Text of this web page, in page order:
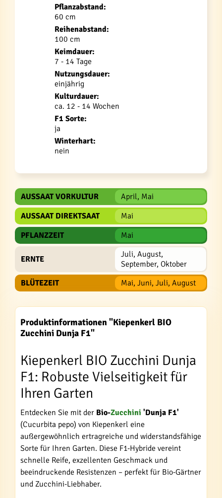
Pflanzabstand:
60 cm
Reihenabstand:
100 cm
Keimdauer:
7 - 14 Tage
Nutzungsdauer:
einjährig
Kulturdauer:
ca. 12 - 14 Wochen
F1 Sorte:
ja
Winterhart:
nein
AUSSAAT VORKULTUR
April, Mai
AUSSAAT DIREKTSAAT
Mai
PFLANZZEIT
Mai
ERNTE
Juli, August,
September, Oktober
BLÜTEZEIT
Mai, Juni, Juli, August
Produktinformationen "Kiepenkerl BIO
Zucchini Dunja F1"
Kiepenkerl BIO Zucchini Dunja
F1: Robuste Vielseitigkeit für
Ihren Garten
Entdecken Sie mit der Bio-Zucchini 'Dunja F1'
(Cucurbita pepo) von Kiepenkerl eine
außergewöhnlich ertragreiche und widerstandsfähige
Sorte für Ihren Garten. Diese F1-Hybride vereint
schnelle Reife, exzellenten Geschmack und
beeindruckende Resistenzen – perfekt für Bio-Gärtner
und Zucchini-Liebhaber.